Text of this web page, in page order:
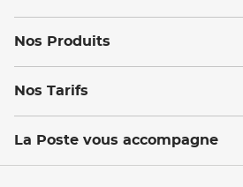
Nos Produits
Nos Tarifs
La Poste vous accompagne